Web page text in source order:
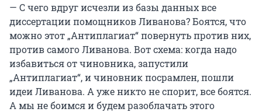
отставки Фурсенко был переведен в
помощники президента РФ.
В 2011 году Никитов не пропустил ни одного
выпуска издания из пяти, а в 2012-м напечатал
три статьи. В марте 2013 года у него была
запланирована защита докторской
диссертации по экономике. Как указывает
«Лента.ру», первая же статья в его автореферате
(«Вестник СГСЭУ», № 1 за 2011 год) грешила тем,
— С чего вдруг исчезли из базы данных все
диссертации помощников Ливанова? Боятся, что
можно этот „Антиплагиат“ повернуть против них,
против самого Ливанова. Вот схема: когда надо
избавиться от чиновника, запустили
„Антиплагиат“, и чиновник посрамлен, пошли
идеи Ливанова. А уже никто не спорит, все боятся.
А мы не боимся и будем разоблачать этого